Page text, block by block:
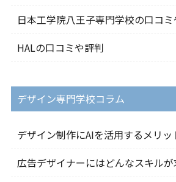
日本工学院八王子専門学校の口コ
HALの口コミや評判
デザイン専門学校コラム
デザイン制作にAIを活用するメリッ
広告デザイナーにはどんなスキルが